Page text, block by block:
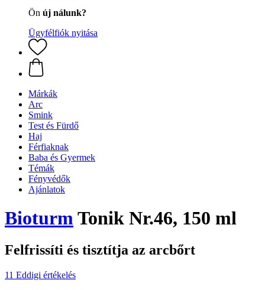
Ön új nálunk?
Ügyfélfiók nyitása
Márkák
Arc
Smink
Test és Fürdő
Haj
Férfiaknak
Baba és Gyermek
Témák
Fényvédők
Ajánlatok
BioturmTonik Nr.46, 150 ml
Felfrissíti és tisztítja az arcbőrt
11 Eddigi értékelés